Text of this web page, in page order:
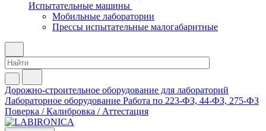
Испытательные машины
Мобильные лаборатории
Прессы испытательные малогабаритные
Дорожно-строительное оборудование для лабораторий
Лабораторное оборудование Работа по 223-ФЗ, 44-ФЗ, 275-ФЗ
Поверка / Калибровка / Аттестация